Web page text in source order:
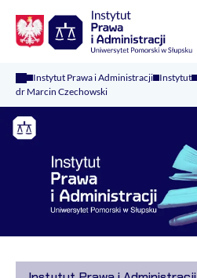
Instytut Prawa i Administracji Instytut
dr Marcin Czechowski
Logo Kaliop Poland